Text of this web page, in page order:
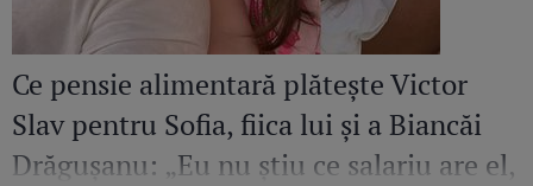
Ce pensie alimentară plătește Victor
Slav pentru Sofia, fiica lui și a Biancăi
Drăgușanu: „Eu nu știu ce salariu are el,